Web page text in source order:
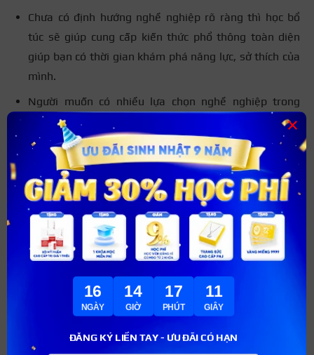
Chưa có định hướng nghề nghiệp rõ ràng thì học bổ
túc sẽ giúp cung cấp kiến thức phổ thông toàn diện
giúp bạn có thời gian khám phá năng lực, sở thích của
mình.
Người muốn có nhiều lựa chọn nghề nghiệp trong
tương lai.
Bạn nên học trung cấp nghề nếu:
Muốn đi làm sớm: Học trung cấp nghề có thời gian
đào tạo ngắn, bạn có thể nhanh chóng tìm kiếm việc
làm và có thu nhập.
Bạn đã có định hướng nghề nghiệp rõ ràng, học trung
cấp nghề giúp bạn tập trung phát triển kỹ năng
chuyên môn nhanh chóng phát triển trong lĩnh vực
mình yêu thích.
Bạn muốn tiết kiệm chi phí nên lựa chọn học trung cấp
ĐĂNG KÝ LIỀN TAY - ƯU ĐÃI CÓ HẠN
16
NGÀY
14
GIỜ
17
PHÚT
10
GIÂY
×